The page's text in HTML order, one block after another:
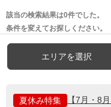
該当の検索結果は0件でした。
条件を変えてお探しください。
エリアを選択
夏休み特集
【7月・8